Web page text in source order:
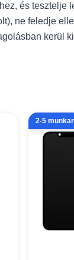
és
ne feledje
kerül
2-5